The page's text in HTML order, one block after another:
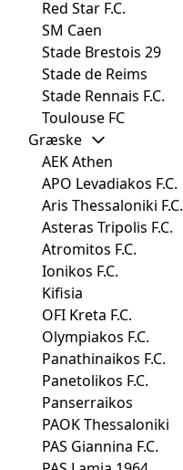
Red Star F.C.
SM Caen
Stade Brestois 29
Stade de Reims
Stade Rennais F.C.
Toulouse FC
Græske
AEK Athen
APO Levadiakos F.C.
Aris Thessaloniki F.C.
Asteras Tripolis F.C.
Atromitos F.C.
Ionikos F.C.
Kifisia
OFI Kreta F.C.
Olympiakos F.C.
Panathinaikos F.C.
Panetolikos F.C.
Panserraikos
PAOK Thessaloniki
PAS Giannina F.C.